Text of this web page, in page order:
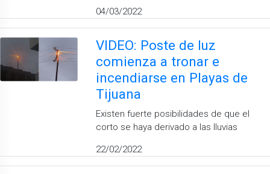
04/03/2022
VIDEO: Poste de luz
comienza a tronar e
incendiarse en Playas de
Tijuana
Existen fuerte posibilidades de que el
corto se haya derivado a las lluvias
22/02/2022